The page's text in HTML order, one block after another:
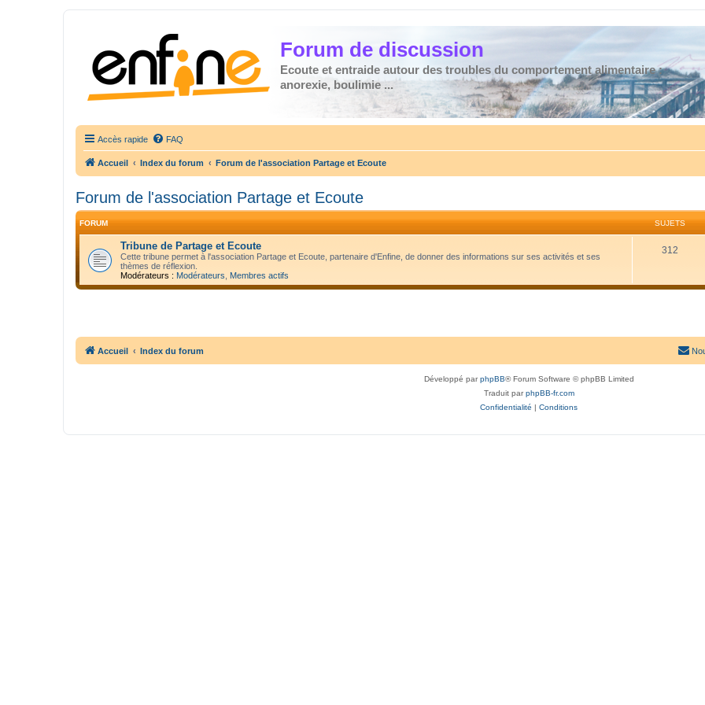
Forum de discussion
Ecoute et entraide autour des troubles du comportement alimentaire :
anorexie, boulimie ...
Accès rapide FAQ
Accueil Index du forum Forum de l'association Partage et Ecoute
Forum de l'association Partage et Ecoute
FORUM SUJETS
Tribune de Partage et Ecoute
Cette tribune permet à l'association Partage et Ecoute, partenaire d'Enfine, de donner des informations sur ses activités et ses
thèmes de réflexion.
Modérateurs : Modérateurs Membres actifs
312
Accueil Index du forum
Développé parphpBB® Forum Software © phpBB Limited
Traduit parphpBB-fr.com
Confidentialité | Conditions